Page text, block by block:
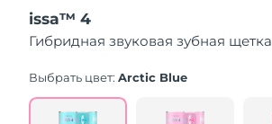
of
5
stars,
rating
Read
issa™ 4
Гибридная звуковая зубная щетка
Выбрать цвет:Arctic Blue